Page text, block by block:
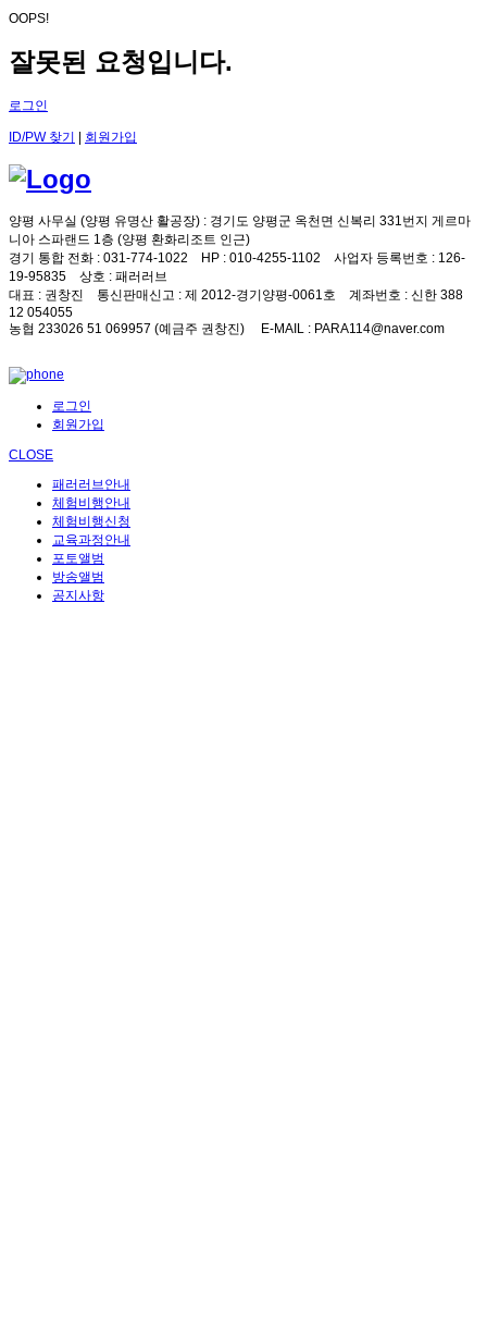
OOPS!
잘못된 요청입니다.
로그인
ID/PW 찾기 | 회원가입
양평 사무실 (양평 유명산 활공장) : 경기도 양평군 옥천면 신복리 331번지 게르마
니아 스파랜드 1층 (양평 환화리조트 인근)
경기 통합 전화 : 031-774-1022 HP : 010-4255-1102 사업자 등록번호 : 126-
19-95835 상호 : 패러러브
대표 : 권창진 통신판매신고 : 제 2012-경기양평-0061호 계좌번호 : 신한 388
12 054055
농협 233026 51 069957 (예금주 권창진)
E-MAIL : PARA114@naver.com
로그인
회원가입
CLOSE
패러러브안내
체험비행안내
체험비행신청
교육과정안내
포토앨범
방송앨범
공지사항